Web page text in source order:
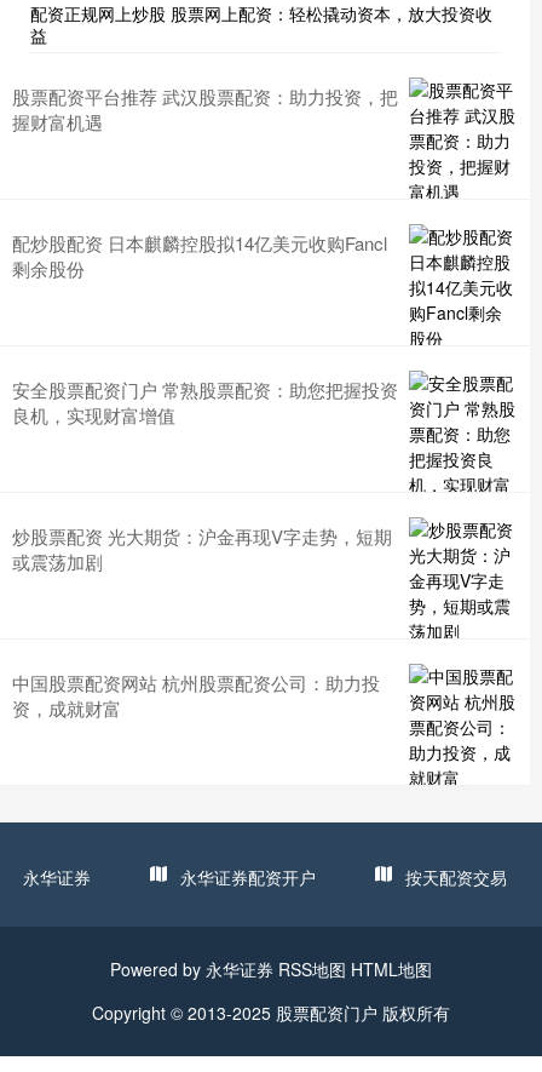
配资正规网上炒股 股票网上配资：轻松撬动资本，放大投资收
益
股票配资平台推荐 武汉股票配资：助力投资，把
握财富机遇
配炒股配资 日本麒麟控股拟14亿美元收购Fancl
剩余股份
安全股票配资门户 常熟股票配资：助您把握投资
良机，实现财富增值
炒股票配资 光大期货：沪金再现V字走势，短期
或震荡加剧
中国股票配资网站 杭州股票配资公司：助力投
资，成就财富
永华证券 永华证券配资开户 按天配资交易
Powered by 永华证券 RSS地图 HTML地图
Copyright © 2013-2025 股票配资门户 版权所有